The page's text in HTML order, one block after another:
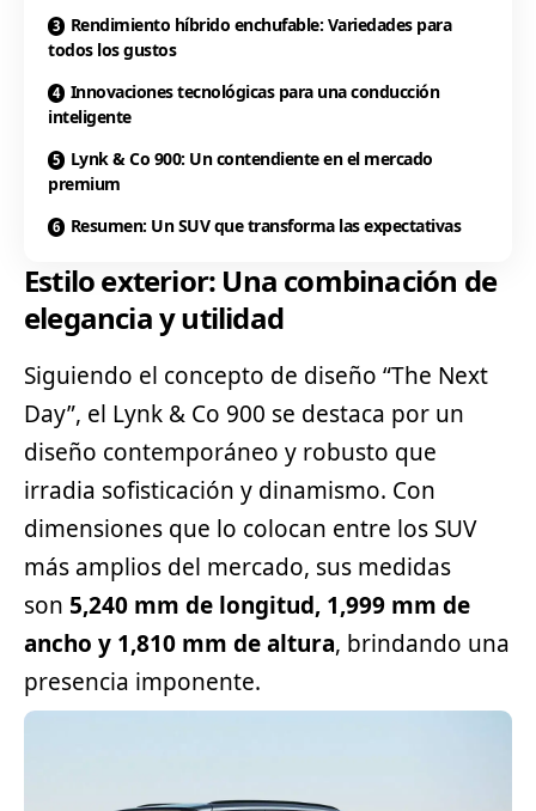
Rendimiento híbrido enchufable: Variedades para
todos los gustos
Innovaciones tecnológicas para una conducción
inteligente
Lynk & Co 900: Un contendiente en el mercado
premium
Resumen: Un SUV que transforma las expectativas
Estilo exterior: Una combinación de
elegancia y utilidad
Siguiendo el concepto de diseño “The Next
Day”, el Lynk & Co 900 se destaca por un
diseño contemporáneo y robusto que
irradia sofisticación y dinamismo. Con
dimensiones que lo colocan entre los SUV
más amplios del mercado, sus medidas
son 5,240 mm de longitud, 1,999 mm de
ancho y 1,810 mm de altura, brindando una
presencia imponente.